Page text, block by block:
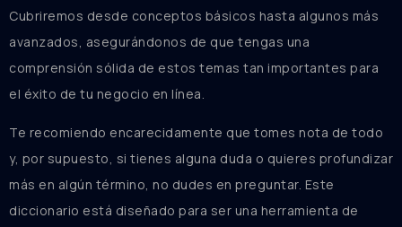
Cubriremos desde conceptos básicos hasta algunos más
avanzados, asegurándonos de que tengas una
comprensión sólida de estos temas tan importantes para
el éxito de tu negocio en línea.
Te recomiendo encarecidamente que tomes nota de todo
y, por supuesto, si tienes alguna duda o quieres profundizar
más en algún término, no dudes en preguntar. Este
diccionario está diseñado para ser una herramienta de